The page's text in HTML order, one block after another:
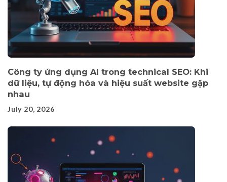
Công ty ứng dụng AI trong technical SEO: Khi
dữ liệu, tự động hóa và hiệu suất website gặp
nhau
July 20, 2026